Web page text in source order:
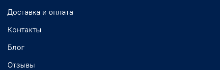
Доставка и оплата
Контакты
Блог
Отзывы